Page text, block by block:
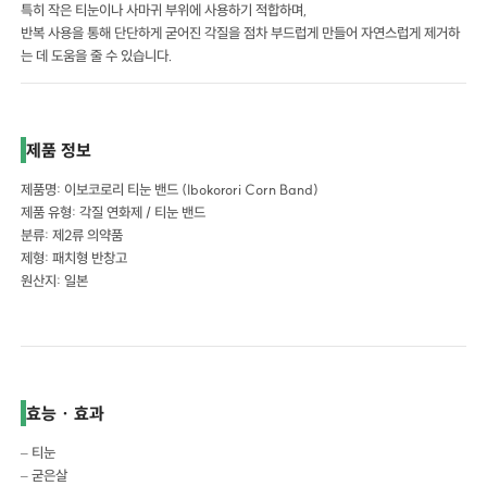
특히 작은 티눈이나 사마귀 부위에 사용하기 적합하며,
반복 사용을 통해 단단하게 굳어진 각질을 점차 부드럽게 만들어 자연스럽게 제거하
는 데 도움을 줄 수 있습니다.
제품 정보
제품명: 이보코로리 티눈 밴드 (Ibokorori Corn Band)
제품 유형: 각질 연화제 / 티눈 밴드
분류: 제2류 의약품
제형: 패치형 반창고
원산지: 일본
효능 · 효과
– 티눈
– 굳은살